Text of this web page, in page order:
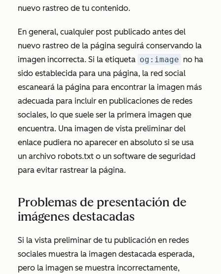
nuevo rastreo de tu contenido.
En general, cualquier post publicado antes del
nuevo rastreo de la página seguirá conservando la
imagen incorrecta. Si la etiqueta og:image no ha
sido establecida para una página, la red social
escaneará la página para encontrar la imagen más
adecuada para incluir en publicaciones de redes
sociales, lo que suele ser la primera imagen que
encuentra. Una imagen de vista preliminar del
enlace pudiera no aparecer en absoluto si se usa
un archivo robots.txt o un software de seguridad
para evitar rastrear la página.
Problemas de presentación de
imágenes destacadas
Si la vista preliminar de tu publicación en redes
sociales muestra la imagen destacada esperada,
pero la imagen se muestra incorrectamente,